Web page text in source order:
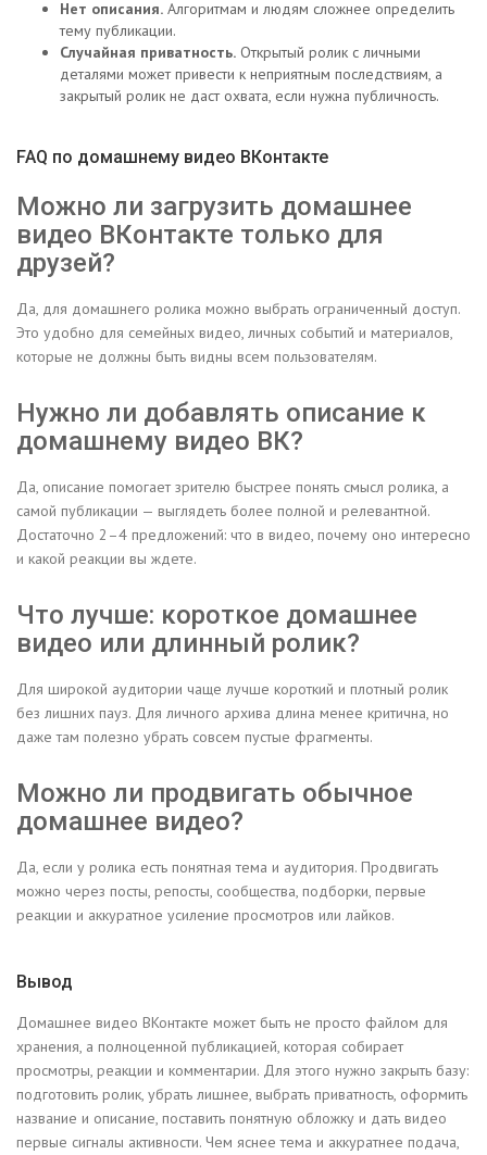
Нет описания. Алгоритмам и людям сложнее определить
тему публикации.
Случайная приватность. Открытый ролик с личными
деталями может привести к неприятным последствиям, а
закрытый ролик не даст охвата, если нужна публичность.
FAQ по домашнему видео ВКонтакте
Можно ли загрузить домашнее
видео ВКонтакте только для
друзей?
Да, для домашнего ролика можно выбрать ограниченный доступ.
Это удобно для семейных видео, личных событий и материалов,
которые не должны быть видны всем пользователям.
Нужно ли добавлять описание к
домашнему видео ВК?
Да, описание помогает зрителю быстрее понять смысл ролика, а
самой публикации — выглядеть более полной и релевантной.
Достаточно 2–4 предложений: что в видео, почему оно интересно
и какой реакции вы ждете.
Что лучше: короткое домашнее
видео или длинный ролик?
Для широкой аудитории чаще лучше короткий и плотный ролик
без лишних пауз. Для личного архива длина менее критична, но
даже там полезно убрать совсем пустые фрагменты.
Можно ли продвигать обычное
домашнее видео?
Да, если у ролика есть понятная тема и аудитория. Продвигать
можно через посты, репосты, сообщества, подборки, первые
реакции и аккуратное усиление просмотров или лайков.
Вывод
Домашнее видео ВКонтакте может быть не просто файлом для
хранения, а полноценной публикацией, которая собирает
просмотры, реакции и комментарии. Для этого нужно закрыть базу:
подготовить ролик, убрать лишнее, выбрать приватность, оформить
название и описание, поставить понятную обложку и дать видео
первые сигналы активности. Чем яснее тема и аккуратнее подача,